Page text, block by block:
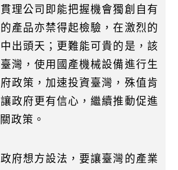
理公司即能把握機會獨創自有
產品亦禁得起檢驗，在激烈的
出頭天；更難能可貴的是，該
灣，使用國產機械設備進行生
政策，加速投資臺灣，殊值肯
政府更有信心，繼續推動促進
政策。
府想方設法，要讓臺灣的產業